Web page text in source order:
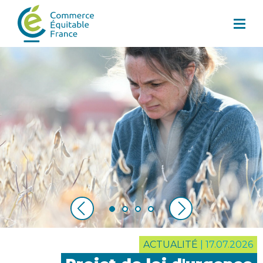
27.01.2026ACTUALITÉ 17.07.2026